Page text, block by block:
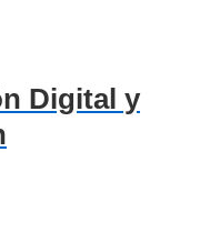
Digital y